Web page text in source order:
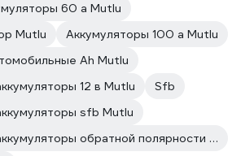
60 а Mutlu
Mutlu
Аккумуляторы 100 а Mutlu
Ah Mutlu
12 в Mutlu
Sfb
sfb Mutlu
Автомобильные аккумуляторы обратной полярности Mutlu